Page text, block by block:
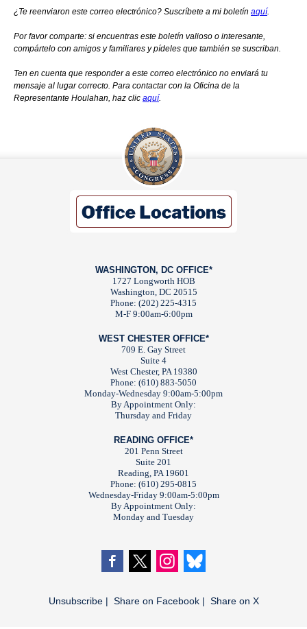
¿Te reenviaron este correo electrónico? Suscríbete a mi boletín aquí.
Por favor comparte: si encuentras este boletín valioso o interesante,
compártelo con amigos y familiares y pídeles que también se suscriban.
Ten en cuenta que responder a este correo electrónico no enviará tu
mensaje al lugar correcto. Para contactar con la Oficina de la
Representante Houlahan, haz clic aquí.
WASHINGTON, DC OFFICE*
1727 Longworth HOB
Washington, DC 20515
Phone: (202) 225-4315
M-F 9:00am-6:00pm
WEST CHESTER OFFICE*
709 E. Gay Street
Suite 4
West Chester, PA 19380
Phone: (610) 883-5050
Monday-Wednesday 9:00am-5:00pm
By Appointment Only:
Thursday and Friday
READING OFFICE*
201 Penn Street
Suite 201
Reading, PA 19601
Phone: (610) 295-0815
Wednesday-Friday 9:00am-5:00pm
By Appointment Only:
Monday and Tuesday
Unsubscribe| Share on Facebook| Share on X